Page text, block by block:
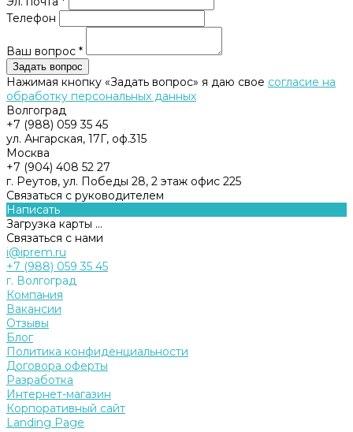
Телефон
Ваш вопрос *
Нажимая кнопку «Задать вопрос» я даю свое согласие на
обработку персональных данных
Волгоград
+7 (988) 059 35 45
ул. Ангарская, 17Г, оф.315
Москва
+7 (904) 408 52 27
г. Реутов, ул. Победы 28, 2 этаж офис 225
Связаться с руководителем
Написать
Загрузка карты ...
Связаться с нами
i@iprem.ru
+7 (988) 059 35 45
г. Волгоград
Компания
Вакансии
Отзывы
Блог
Политика конфиденциальности
Договора оферты
Разработка
Интернет-магазин
Корпоративный сайт
Landing Page